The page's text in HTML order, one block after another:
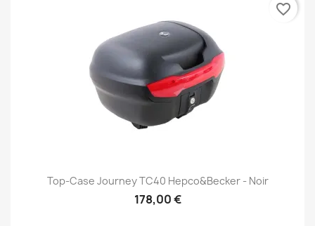
Top-Case Journey TC40 Hepco&Becker - Noir
178,00 €
favorite_border